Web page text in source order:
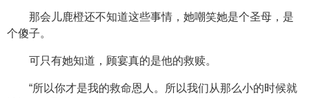
那会儿鹿橙还不知道这些事情，她嘲笑她是个圣母，是
个傻子。
可只有她知道，顾宴真的是他的救赎。
“所以你才是我的救命恩人。所以我们从那么小的时候就